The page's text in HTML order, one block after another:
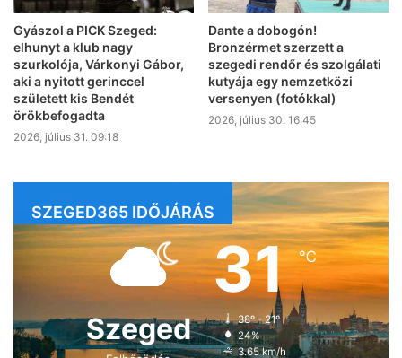
Gyászol a PICK Szeged:
elhunyt a klub nagy
szurkolója, Várkonyi Gábor,
aki a nyitott gerinccel
született kis Bendét
örökbefogadta
2026, július 31. 09:18
Dante a dobogón!
Bronzérmet szerzett a
szegedi rendőr és szolgálati
kutyája egy nemzetközi
versenyen (fotókkal)
2026, július 30. 16:45
SZEGED365 IDŐJÁRÁS
Szeged
31℃
38º - 21º
24%
3.65 km/h